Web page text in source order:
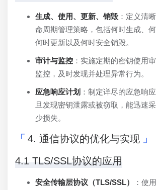
生成、使用、更新、销毁 ：定义清
命周期管理策略，包括何时生成、何
何时更新以及何时安全销毁。
审计与监控 ：实施定期的密钥使用
监控，及时发现并处理异常行为。
应急响应计划 ：制定详尽的应急响
旦发现密钥泄露或被窃取，能迅速
少损失。
4. 通信协议的优化与实现
4.1 TLS/SSL协议的应用
安全传输层协议（TLS/SSL）
：使